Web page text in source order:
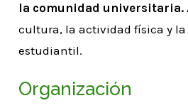
la comunidad universitaria.
cultura, la actividad física y
estudiantil.
Organización